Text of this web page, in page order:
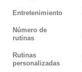
Entretenimiento
Número de
rutinas
Rutinas
personalizadas